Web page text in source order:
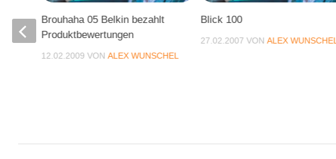
Blick 100
27.02.2007 VONALEX WUNSCHEL
Brouhaha 05 Belkin bezahlt
Produktbewertungen
12.02.2009 VONALEX WUNSCHEL